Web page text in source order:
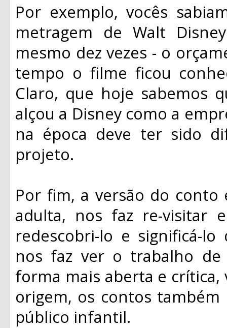
Por exemplo, vocês
metragem de Walt
mesmo dez vezes - o
tempo o filme ficou
Claro, que hoje sabemos
alçou a Disney como a
na época deve ter sido
projeto.
Por fim, a versão do
adulta, nos faz re-visitar
redescobri-lo e significá-
nos faz ver o trabalho de
forma mais aberta e
origem, os contos
público infantil.